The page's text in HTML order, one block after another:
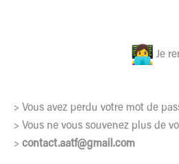
Je
> Vous avez perdu votre mot de
> Vous ne vous souvenez plus de
> contact.aatf@gmail.com